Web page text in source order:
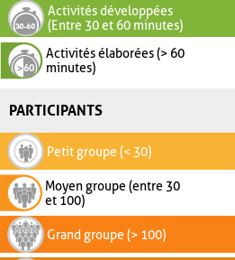
Activités développées
(Entre 30 et 60 minutes)
Activités élaborées (> 60
minutes)
PARTICIPANTS
Petit groupe (< 30)
Moyen groupe (entre 30
et 100)
Grand groupe (> 100)